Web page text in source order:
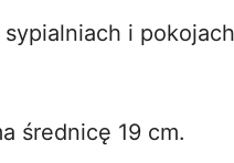
i
średnicę 19 cm.